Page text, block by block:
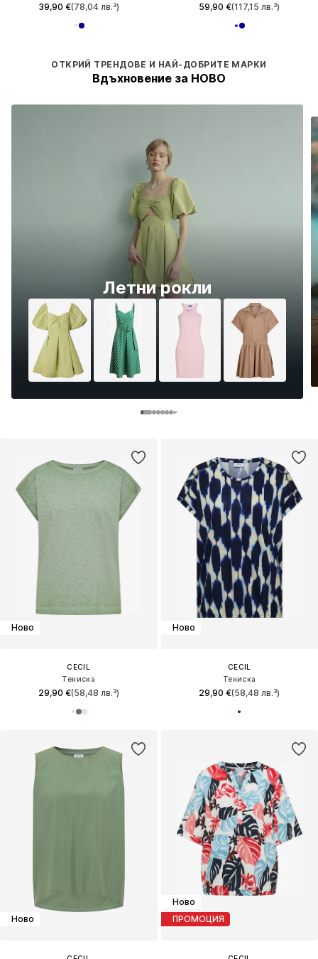
39,90 €(78,04 лв.³)
ОТКРИЙ ТРЕНДОВЕ И НАЙ-ДОБРИТЕ МАРКИ
Вдъхновение за НОВО
Летни рокли
59,90 €(117,15 лв.³)
Ново
CECIL
Тениска
29,90 €(58,48 лв.³)
Ново
CECIL
Тениска
29,90 €(58,48 лв.³)
Ново
Ново
ПРОМОЦИЯ